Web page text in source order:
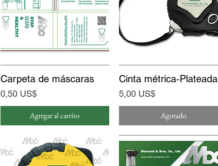
Vista rápida
Carpeta de máscaras
Precio
0,50 US$
Agregar al carrito
Vista rápida
Cinta métrica-Plateada
Precio
5,00 US$
Agotado